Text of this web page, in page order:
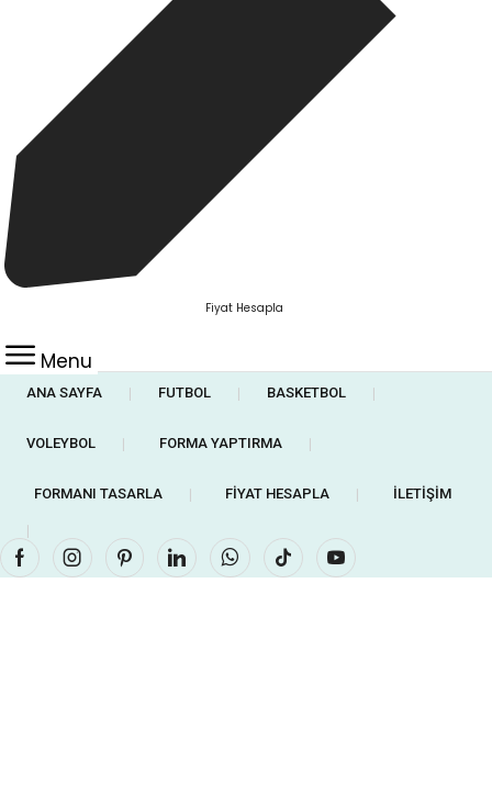
Fiyat Hesapla
Menu
ANA SAYFA ❘ FUTBOL ❘ BASKETBOL ❘
VOLEYBOL ❘ FORMA YAPTIRMA ❘
FORMANI TASARLA ❘ FIYAT HESAPLA ❘ İLETIŞIM
FacebookInstagramPinterestLinkedinWhatsapp
Tik-
Youtube